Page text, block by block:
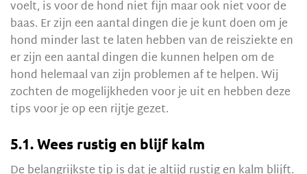
voelt, is voor de hond niet fijn maar ook niet voor de
baas. Er zijn een aantal dingen die je kunt doen om je
hond minder last te laten hebben van de reisziekte en
er zijn een aantal dingen die kunnen helpen om de
hond helemaal van zijn problemen af te helpen. Wij
zochten de mogelijkheden voor je uit en hebben deze
tips voor je op een rijtje gezet.
5.1. Wees rustig en blijf kalm